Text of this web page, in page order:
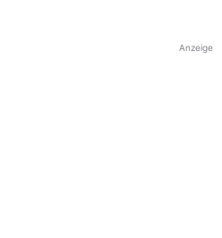
Anzeige